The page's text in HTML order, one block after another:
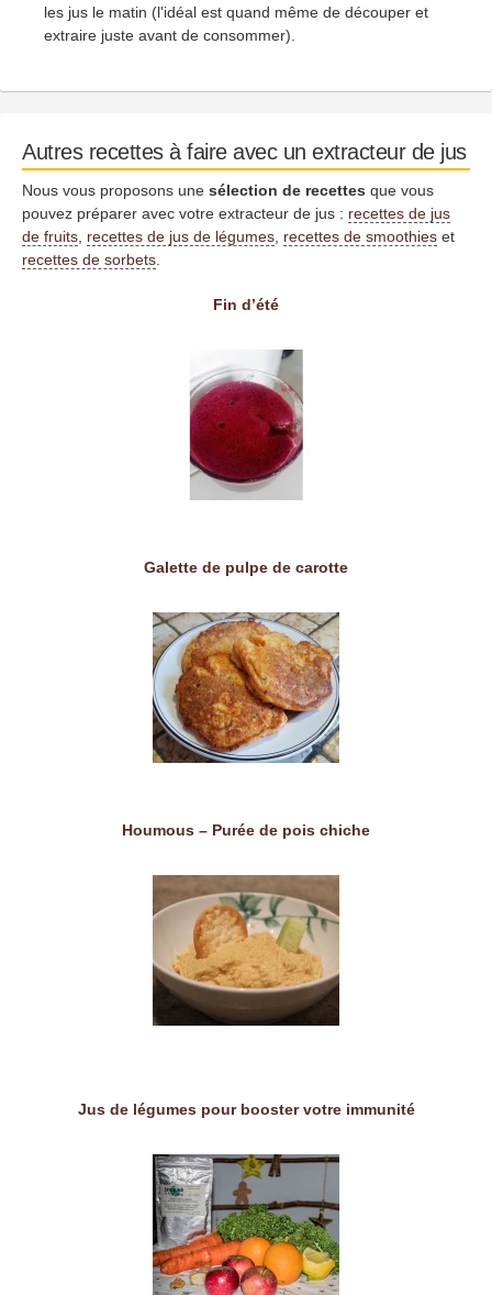
les jus le matin (l'idéal est quand même de découper et
extraire juste avant de consommer).
Autres recettes à faire avec un extracteur de jus
Nous vous proposons une sélection de recettes que vous
pouvez préparer avec votre extracteur de jus : recettes de jus
de fruits recettes de jus de légumes recettes de smoothies et
recettes de sorbets
Fin d’été
Galette de pulpe de carotte
Houmous – Purée de pois chiche
Jus de légumes pour booster votre immunité